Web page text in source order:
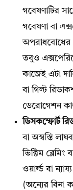
গবেষণাটির
গবেষণা বা
অপরাধবোধের
তবুও
কাজেই এটা
বা গিল্ট
ডেরোগেশন
ডিসকম্ফোর্ট
বা অস্বস্তি
ভিক্টিম
ওয়ার্ল্ড বা
(অন্যের বিনা